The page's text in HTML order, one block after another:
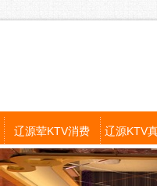
辽源荤KTV消费 辽源KTV